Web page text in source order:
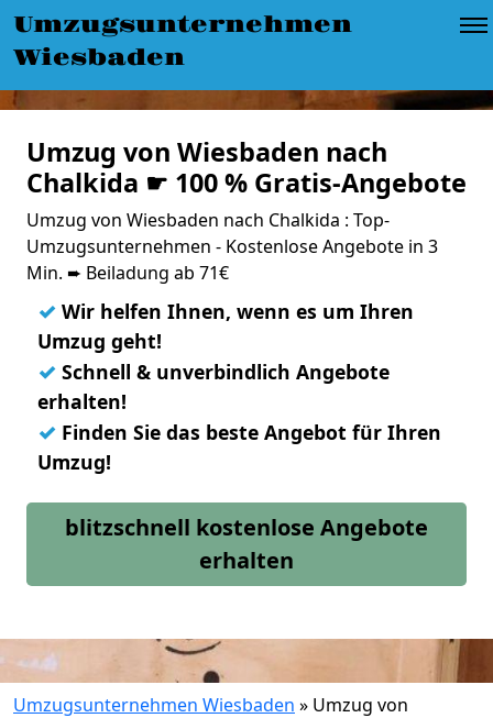
Umzugsunternehmen
Wiesbaden
Umzug von Wiesbaden nach
Chalkida ☛ 100 % Gratis-Angebote
Umzug von Wiesbaden nach Chalkida : Top-
Umzugsunternehmen - Kostenlose Angebote in 3
Min. ➨ Beiladung ab 71€
✓ Wir helfen Ihnen, wenn es um Ihren
Umzug geht!
✓ Schnell & unverbindlich Angebote
erhalten!
✓ Finden Sie das beste Angebot für Ihren
Umzug!
blitzschnell kostenlose Angebote
erhalten
Umzugsunternehmen Wiesbaden » Umzug von